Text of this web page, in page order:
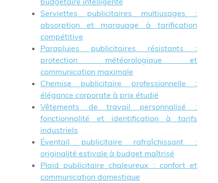
Serviettes publicitaires multiusages :
absorption et marquage à tarification
compétitive
Parapluies publicitaires résistants :
protection météorologique et
communication maximale
Chemise publicitaire professionnelle :
élégance corporate à prix étudié
Vêtements de travail personnalisé :
fonctionnalité et identification à tarifs
industriels
Éventail publicitaire rafraîchissant :
originalité estivale à budget maîtrisé
Plaid publicitaire chaleureux : confort et
communication domestique